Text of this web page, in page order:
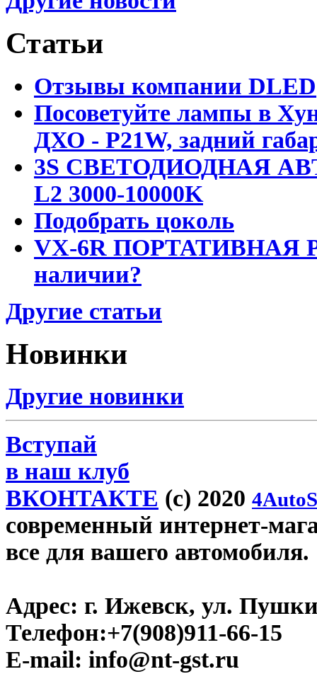
Статьи
Отзывы компании DLED
Посоветуйте лампы в
ДХО - P21W, задний
3S СВЕТОДИОДНАЯ
L2 3000-10000K
Подобрать цоколь
VX-6R ПОРТАТИВНАЯ
наличии?
Другие статьи
Новинки
Другие новинки
Вступай
в наш клуб
ВКОНТАКТЕ (c) 2020
современный интернет-
все для вашего автомобиля.
Адрес: г. Ижевск, ул.
Телефон:+7(908)911-66-15
E-mail: info@nt-gst.ru